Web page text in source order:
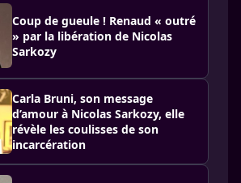
Coup de gueule ! Renaud « outré
» par la libération de Nicolas
Sarkozy
Carla Bruni, son message
d’amour à Nicolas Sarkozy, elle
révèle les coulisses de son
incarcération